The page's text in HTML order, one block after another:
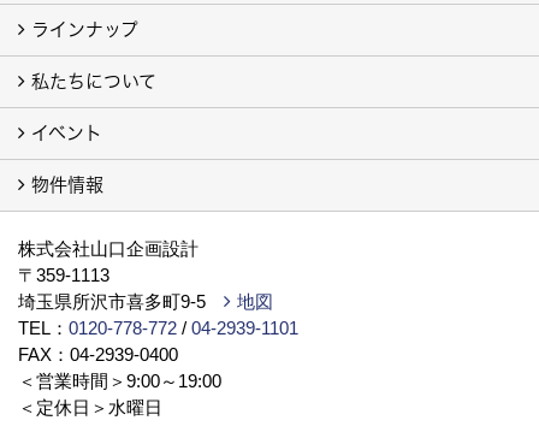
お客様の声
注文住宅フォトギャラリー
建売住宅フォトギャラリー（別サイト）
旧 注文住宅 施工事例（別サイト）
ラインナップ
私たちの家
ラビングホームの家「type L」「type S」
例えば ピアノが思い切り弾ける家「地下室」
私たちについて
会社案内
代表挨拶
スタッフブログ
ISO9001
トピックス
事業所／店舗／モデルハウス
プライバシーポリシー
YouTube チャンネル
提携している法律事務所
イベント
イベント予告
イベント報告
物件情報
物件情報（土地）
新築戸建・分譲（別サイト）
株式会社山口企画設計
〒359-1113
埼玉県所沢市喜多町9-5
地図
TEL： 0120-778-772 / 04-2939-1101
FAX：04-2939-0400
＜営業時間＞9:00～19:00
＜定休日＞水曜日